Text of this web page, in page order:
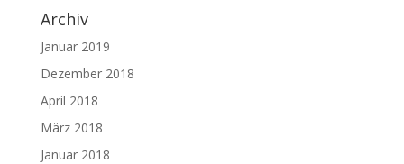
Archiv
Januar 2019
Dezember 2018
April 2018
März 2018
Januar 2018